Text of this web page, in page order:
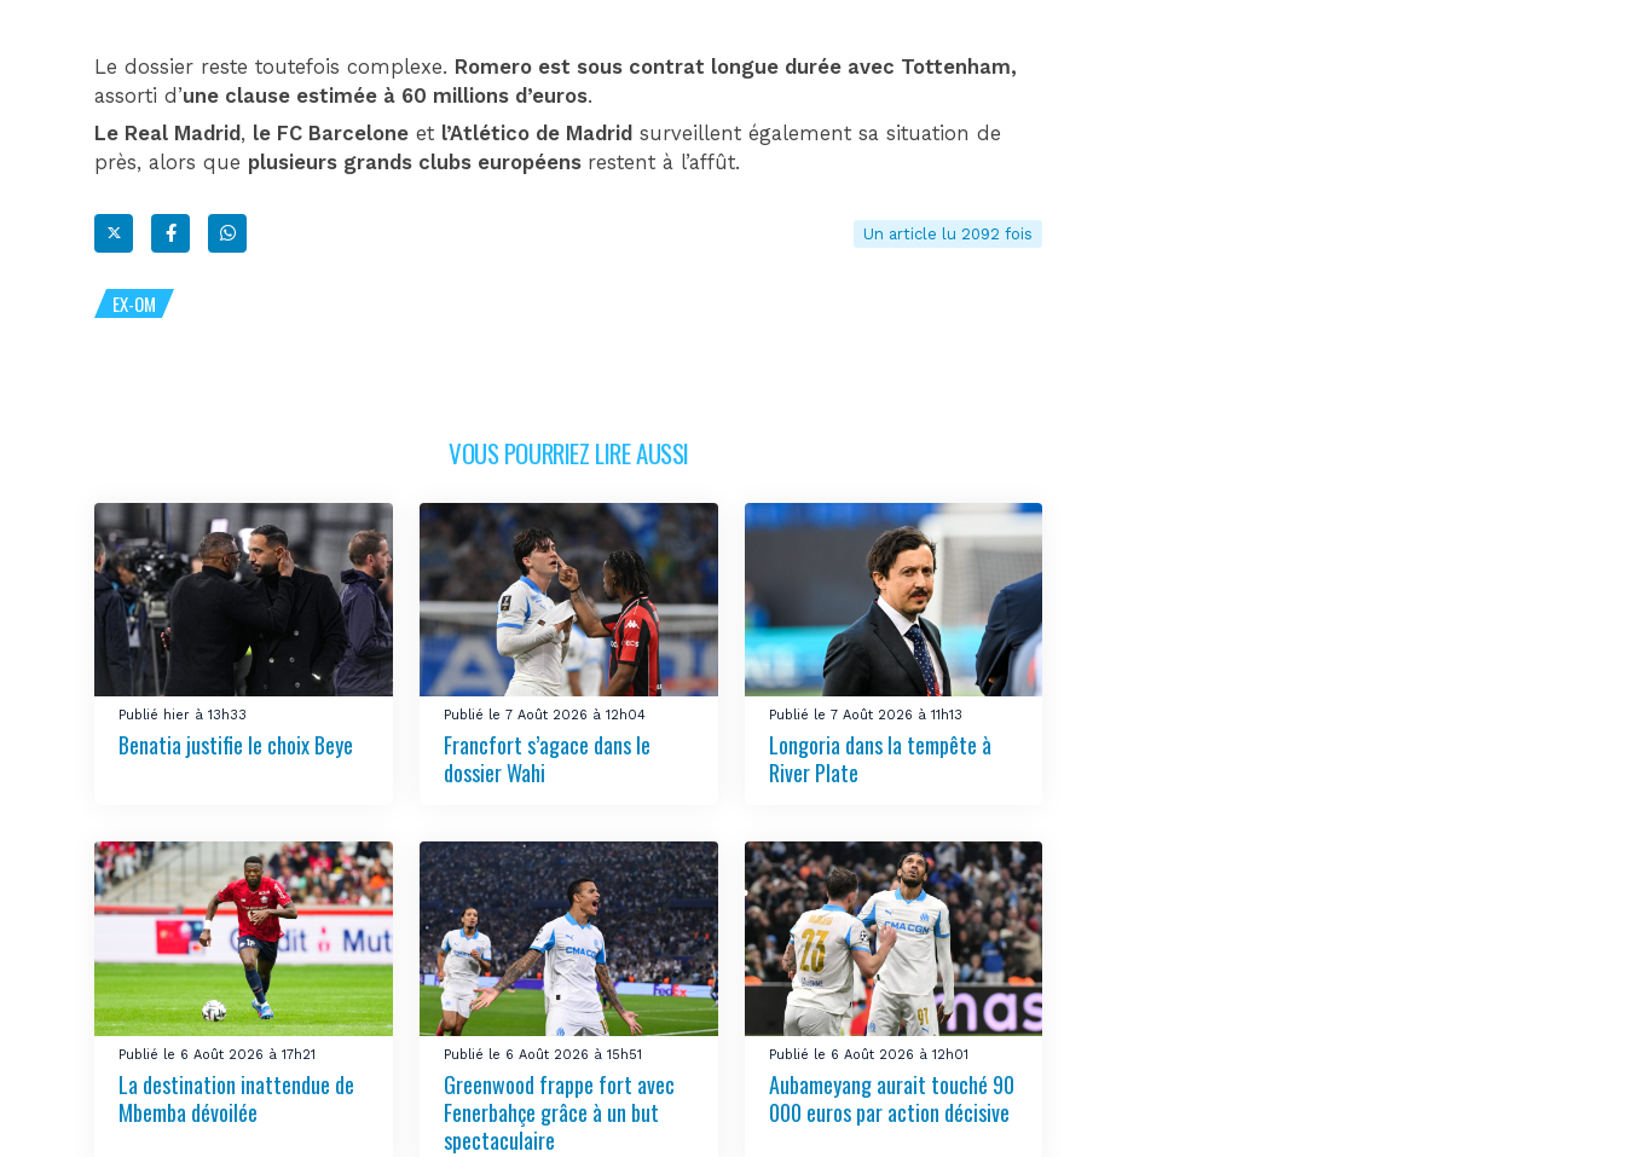
Le dossier reste toutefois complexe. Romero est sous contrat longue durée avec Tottenham,
assorti d’une clause estimée à 60 millions d’euros.
Le Real Madrid , le FC Barcelone et l’Atlético de Madrid surveillent également sa situation de
près, alors que plusieurs grands clubs européens restent à l’affût.
Un article lu 2092 fois
EX-OM
VOUS POURRIEZ LIRE AUSSI
Publié hier à 13h33
Benatia justifie le choix Beye
Publié le 7 Août 2026 à 12h04
Francfort s’agace dans le
dossier Wahi
Publié le 7 Août 2026 à 11h13
Longoria dans la tempête à
River Plate
Publié le 6 Août 2026 à 17h21
La destination inattendue de
Mbemba dévoilée
Publié le 6 Août 2026 à 15h51
Greenwood frappe fort avec
Fenerbahçe grâce à un but
spectaculaire
Publié le 6 Août 2026 à 12h01
Aubameyang aurait touché 90
000 euros par action décisive